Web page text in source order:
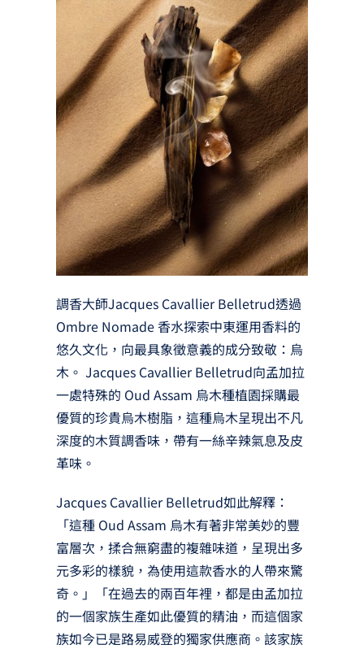
調香大師Jacques Cavallier Belletrud透過
Ombre Nomade 香水探索中東運用香料的
悠久文化，向最具象徵意義的成分致敬：烏
木。 Jacques Cavallier Belletrud向孟加拉
一處特殊的 Oud Assam 烏木種植園採購最
優質的珍貴烏木樹脂，這種烏木呈現出不凡
深度的木質調香味，帶有一絲辛辣氣息及皮
革味。
Jacques Cavallier Belletrud如此解釋：
「這種 Oud Assam 烏木有著非常美妙的豐
富層次，揉合無窮盡的複雜味道，呈現出多
元多彩的樣貌，為使用這款香水的人帶來驚
奇。」「在過去的兩百年裡，都是由孟加拉
的一個家族生產如此優質的精油，而這個家
族如今已是路易威登的獨家供應商。該家族